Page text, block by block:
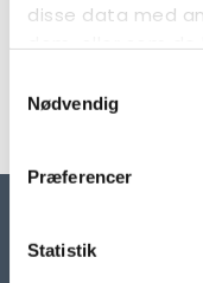
disse data med
dem, eller som
Nødvendig
Præferencer
Statistik
SE AKTIVITETER